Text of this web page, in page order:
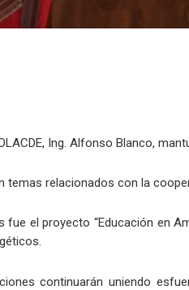
Ing. Alfonso Blanco,
temas relacionados con la
el proyecto “Educación en
continuarán uniendo